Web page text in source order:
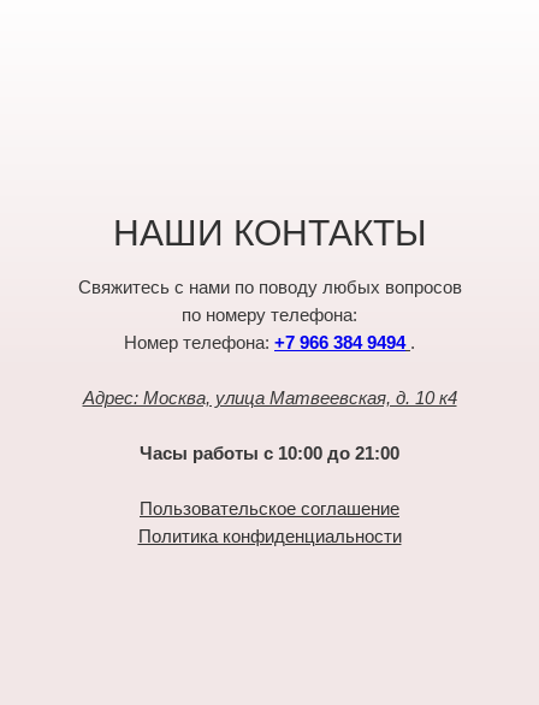
НАШИ КОНТАКТЫ
Свяжитесь с нами по поводу любых вопросов
по номеру телефона:
Номер телефона: +7 966 384 9494 .
Адрес: Москва, улица Матвеевская, д. 10 к4
Часы работы с 10:00 до 21:00
Пользовательское соглашение
Политика конфиденциальности